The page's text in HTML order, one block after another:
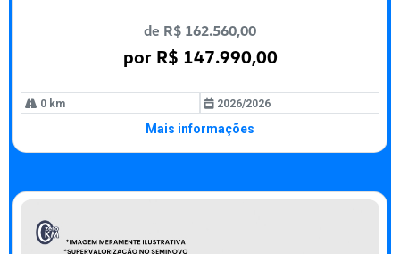
de R$ 162.560,00
por R$ 147.990,00
0 km 2026/2026
Mais informações